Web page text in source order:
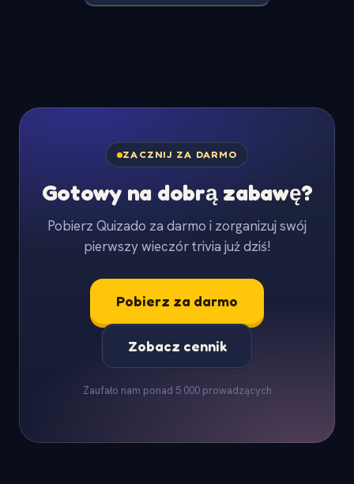
ZACZNIJ ZA DARMO
Gotowy na dobrą zabawę?
Pobierz Quizado za darmo i zorganizuj swój
pierwszy wieczór trivia już dziś!
Pobierz za darmo
Zobacz cennik
Zaufało nam ponad 5 000 prowadzących